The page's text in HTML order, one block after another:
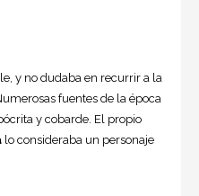
y no dudaba en recurrir a la
fuentes de la época
y cobarde. El propio
lo consideraba un personaje